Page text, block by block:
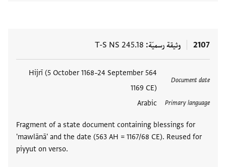
2107 وثيقة رسميّة T-S NS 245.18
Document date
564 Hijrī (5 October 1168–24 September
1169 CE)
Primary language
Arabic
Fragment of a state document containing blessings for
'mawlānā' and the date (563 AH = 1167/68 CE). Reused for
piyyut on verso.